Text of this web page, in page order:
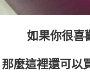
如果你很喜
那麼這裡還可以